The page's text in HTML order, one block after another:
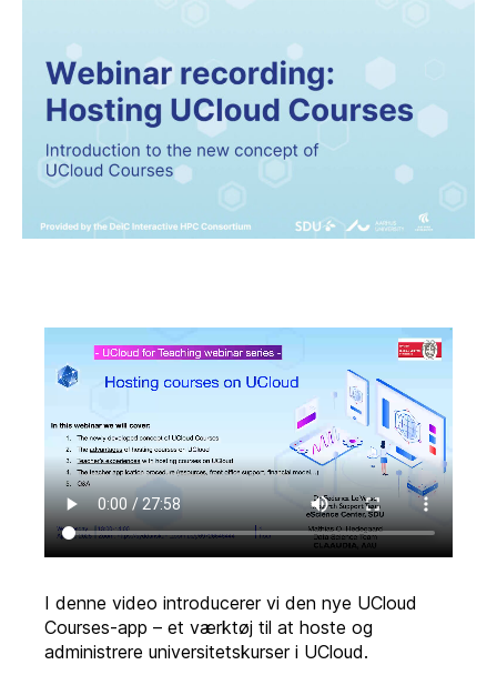
I denne video introducerer vi den nye UCloud
Courses-app – et værktøj til at hoste og
administrere universitetskurser i UCloud.